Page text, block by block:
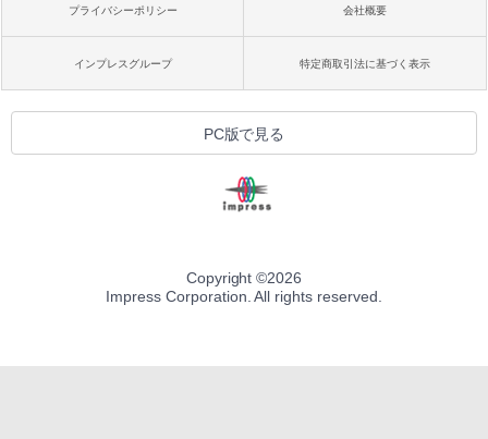
プライバシーポリシー 会社概要
インプレスグループ 特定商取引法に基づく表示
PC版で見る
Copyright ©2026
Impress Corporation. All rights reserved.